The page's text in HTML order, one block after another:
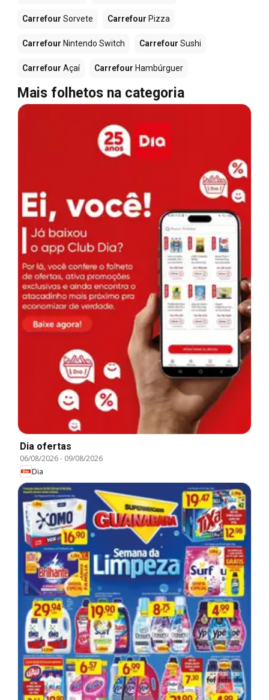
Carrefour Sorvete Carrefour Pizza
Carrefour Nintendo Switch Carrefour Sushi
Carrefour Açaí Carrefour Hambúrguer
Mais folhetos na categoria
Dia ofertas
06/08/2026- 09/08/2026
Dia